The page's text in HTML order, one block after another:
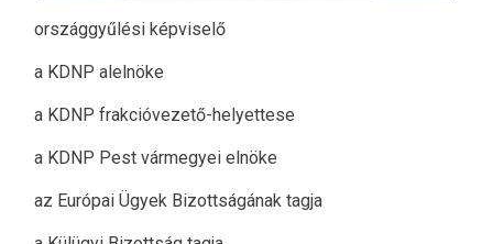
országgyűlési képviselő
a KDNP alelnöke
a KDNP frakcióvezető-helyettese
a KDNP Pest vármegyei elnöke
az Európai Ügyek Bizottságának tagja